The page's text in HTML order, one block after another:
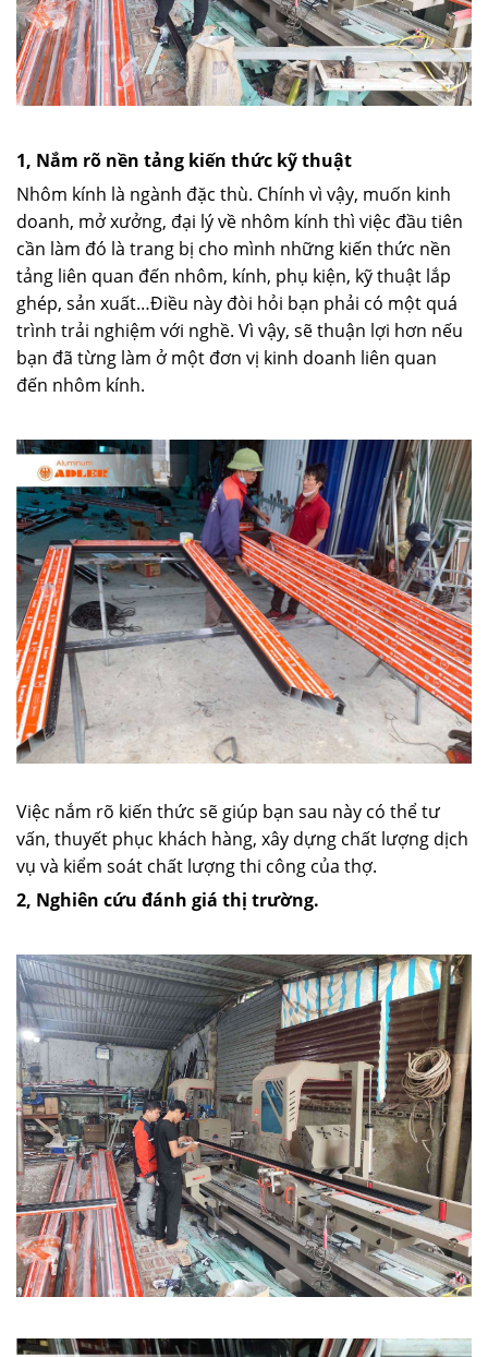
1, Nắm rõ nền tảng kiến thức kỹ thuật
Nhôm kính là ngành đặc thù. Chính vì vậy, muốn kinh
doanh, mở xưởng, đại lý về nhôm kính thì việc đầu tiên
cần làm đó là trang bị cho mình những kiến thức nền
tảng liên quan đến nhôm, kính, phụ kiện, kỹ thuật lắp
ghép, sản xuất…Điều này đòi hỏi bạn phải có một quá
trình trải nghiệm với nghề. Vì vậy, sẽ thuận lợi hơn nếu
bạn đã từng làm ở một đơn vị kinh doanh liên quan
đến nhôm kính.
Việc nắm rõ kiến thức sẽ giúp bạn sau này có thể tư
vấn, thuyết phục khách hàng, xây dựng chất lượng dịch
vụ và kiểm soát chất lượng thi công của thợ.
2, Nghiên cứu đánh giá thị trường.